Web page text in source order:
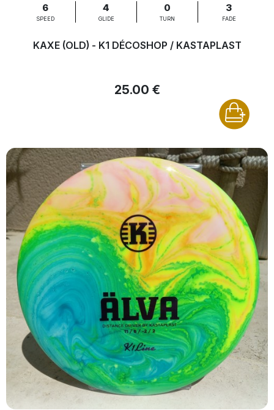
6
SPEED
4
GLIDE
0
TURN
3
FADE
KAXE (OLD) - K1 DÉCOSHOP / KASTAPLAST
25.00 €